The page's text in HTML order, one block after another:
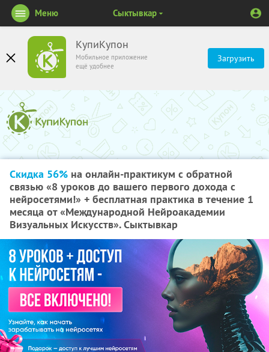
КупиКупон
Мобильное приложение
ещё удобнее
Загрузить
Меню Сыктывкар
Скидка 56% на онлайн-практикум с обратной
связью «8 уроков до вашего первого дохода с
нейросетями!» + бесплатная практика в течение 1
месяца от «Международной Нейроакадемии
Визуальных Искусств». Сыктывкар